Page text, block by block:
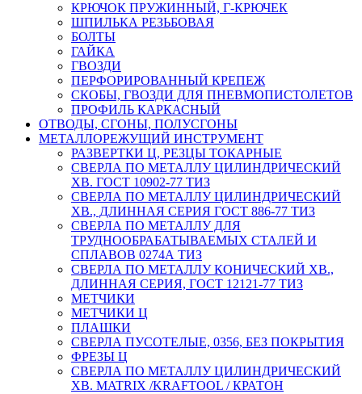
КРЮЧОК ПРУЖИННЫЙ, Г-КРЮЧЕК
ШПИЛЬКА РЕЗЬБОВАЯ
БОЛТЫ
ГАЙКА
ГВОЗДИ
ПЕРФОРИРОВАННЫЙ КРЕПЕЖ
СКОБЫ, ГВОЗДИ ДЛЯ ПНЕВМОПИСТОЛЕТОВ
ПРОФИЛЬ КАРКАСНЫЙ
ОТВОДЫ, СГОНЫ, ПОЛУСГОНЫ
МЕТАЛЛОРЕЖУЩИЙ ИНСТРУМЕНТ
РАЗВЕРТКИ Ц, РЕЗЦЫ ТОКАРНЫЕ
СВЕРЛА ПО МЕТАЛЛУ ЦИЛИНДРИЧЕСКИЙ
ХВ. ГОСТ 10902-77 ТИЗ
СВЕРЛА ПО МЕТАЛЛУ ЦИЛИНДРИЧЕСКИЙ
ХВ., ДЛИННАЯ СЕРИЯ ГОСТ 886-77 ТИЗ
СВЕРЛА ПО МЕТАЛЛУ ДЛЯ
ТРУДНООБРАБАТЫВАЕМЫХ СТАЛЕЙ И
СПЛАВОВ 0274А ТИЗ
СВЕРЛА ПО МЕТАЛЛУ КОНИЧЕСКИЙ ХВ.,
ДЛИННАЯ СЕРИЯ, ГОСТ 12121-77 ТИЗ
МЕТЧИКИ
МЕТЧИКИ Ц
ПЛАШКИ
СВЕРЛА ПУСОТЕЛЫЕ, 0356, БЕЗ ПОКРЫТИЯ
ФРЕЗЫ Ц
СВЕРЛА ПО МЕТАЛЛУ ЦИЛИНДРИЧЕСКИЙ
ХВ. MATRIX /KRAFTOOL / КРАТОН